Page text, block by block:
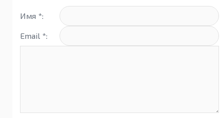
Имя *:
Email *: